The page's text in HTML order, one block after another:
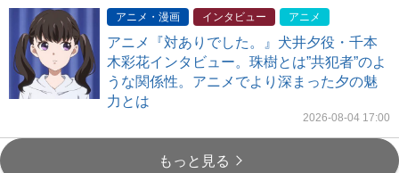
アニメ・漫画 インタビュー アニメ
アニメ『対ありでした。』犬井夕役・千本
木彩花インタビュー。珠樹とは”共犯者”のよ
うな関係性。アニメでより深まった夕の魅
力とは
2026-08-04 17:00
もっと見る